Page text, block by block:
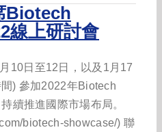
Biotech
線上研討會
10日至12日，以及1月17
) 參加2022年Biotech
續推進國際市場布局。
biotech-showcase/) 聯